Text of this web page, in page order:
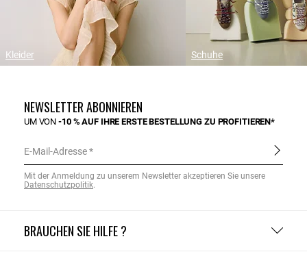
Kleider Schuhe
BRAUCHEN SIE HILFE ?
NEWSLETTER ABONNIEREN
UM VON-10 % AUF IHRE ERSTE BESTELLUNG ZU PROFITIEREN*
E-Mail-Adresse
Mit der Anmeldung zu unserem Newsletter akzeptieren Sie unsere
Datenschutzpolitik.